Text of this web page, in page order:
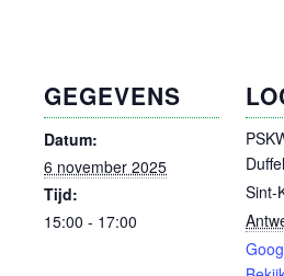
GEGEVENS
Datum:
6 november 2025
Tijd:
15:00 - 17:00
Sint-